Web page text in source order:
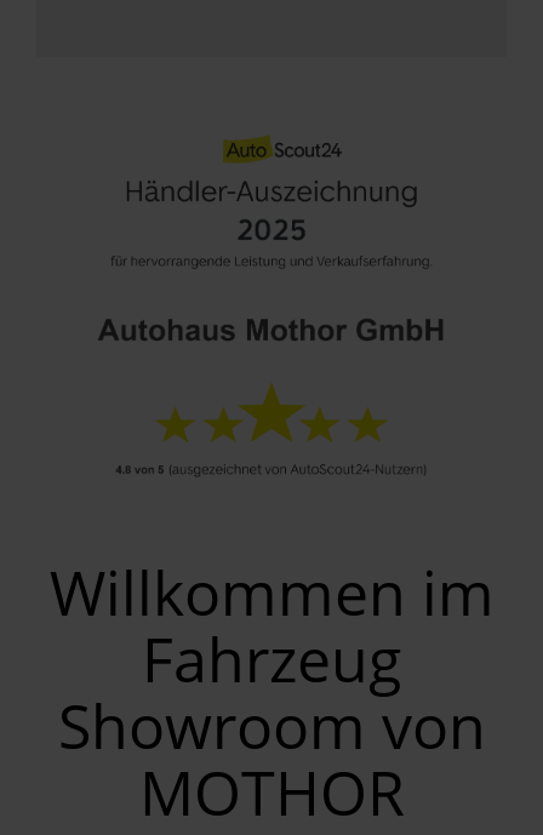
Willkommen im
Fahrzeug
Showroom von
MOTHOR